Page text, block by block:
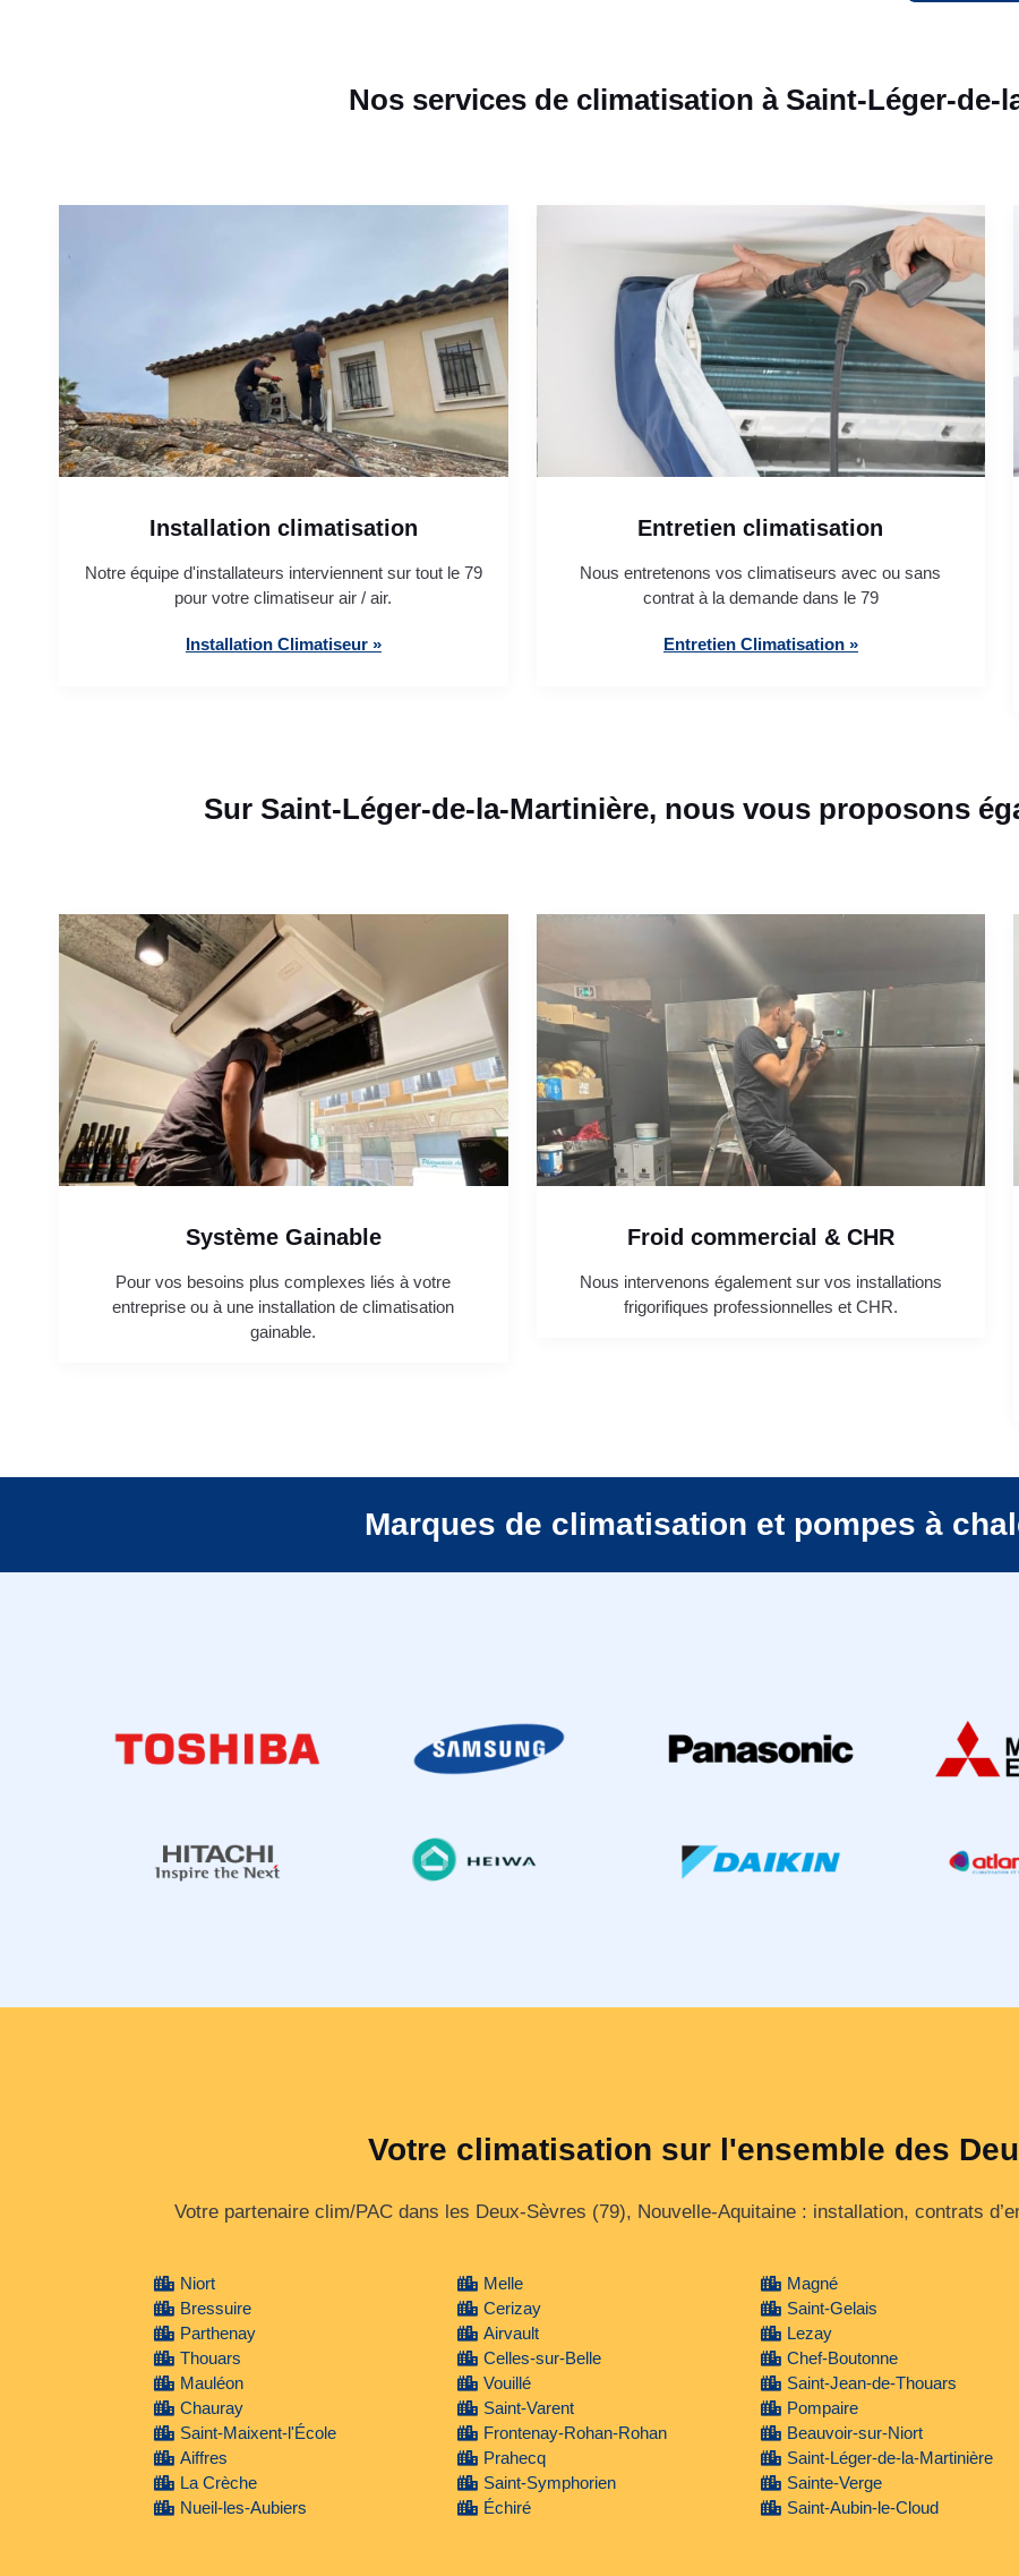
Nos services de climatisation à Saint-Léger-de-
Installation climatisation
Notre équipe d'installateurs interviennent sur tout le 79
pour votre climatiseur air / air.
Installation Climatiseur »
Entretien climatisation
Nous entretenons vos climatiseurs avec ou sans
contrat à la demande dans le 79
Entretien Climatisation »
Sur Saint-Léger-de-la-Martinière, nous vous proposons
Système Gainable
Pour vos besoins plus complexes liés à votre
entreprise ou à une installation de climatisation
gainable.
Froid commercial & CHR
Nous intervenons également sur vos installations
frigorifiques professionnelles et CHR.
Marques de climatisation et pompes à
Votre climatisation sur l'ensemble des
Votre partenaire clim/PAC dans les Deux‑Sèvres (79), Nouvelle‑Aquitaine : installation, contrats
Niort
Bressuire
Parthenay
Thouars
Mauléon
Chauray
Saint-Maixent-l'École
Aiffres
La Crèche
Nueil-les-Aubiers
Melle
Cerizay
Airvault
Celles-sur-Belle
Vouillé
Saint-Varent
Frontenay-Rohan-Rohan
Prahecq
Saint-Symphorien
Échiré
Magné
Saint-Gelais
Lezay
Chef-Boutonne
Saint-Jean-de-Thouars
Pompaire
Beauvoir-sur-Niort
Saint-Léger-de-la-Martinière
Sainte-Verge
Saint-Aubin-le-Cloud